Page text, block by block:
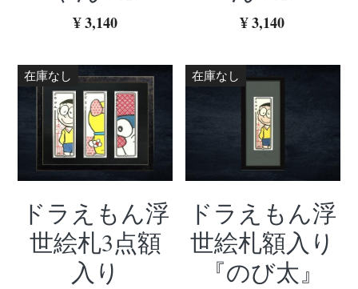
¥ 3,140 ¥ 3,140
在庫なし
ドラえもん浮
世絵札3点額
入り
在庫なし
ドラえもん浮
世絵札額入り
『のび太』